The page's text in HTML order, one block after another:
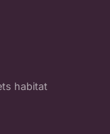
habitat